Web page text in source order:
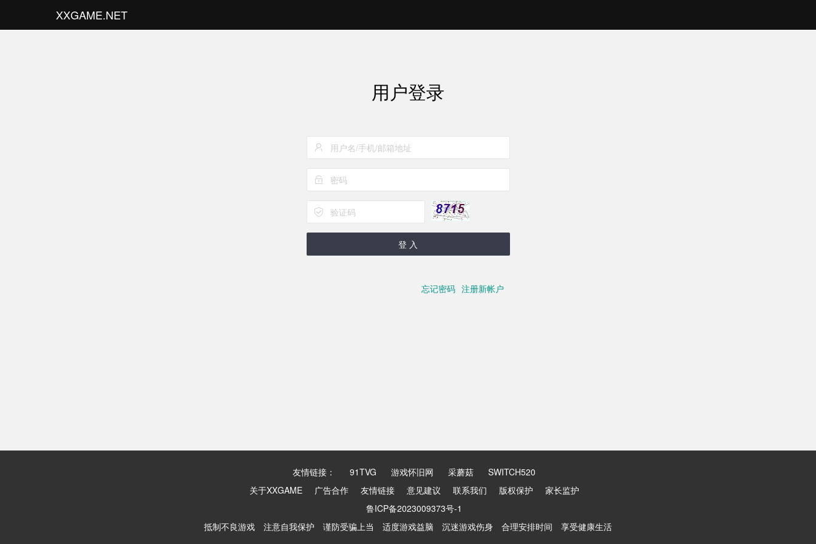
XXGAME.NET
用户登录
登 入
注册新帐户
忘记密码
友情链接： 91TVG 游戏怀旧网 采蘑菇
SWITCH520
关于XXGAME
广告合作 友情链接 意见建议 联系我们 版权保护
家长监护
鲁ICP备2023009373号-1
抵制不良游戏 注意自我保护 谨防受骗上当 适度游戏益脑 沉迷游戏伤身 合理安排时间 享受健康生活